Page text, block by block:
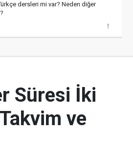
dersleri mi var? Neden diğer
Süresi İki
ve